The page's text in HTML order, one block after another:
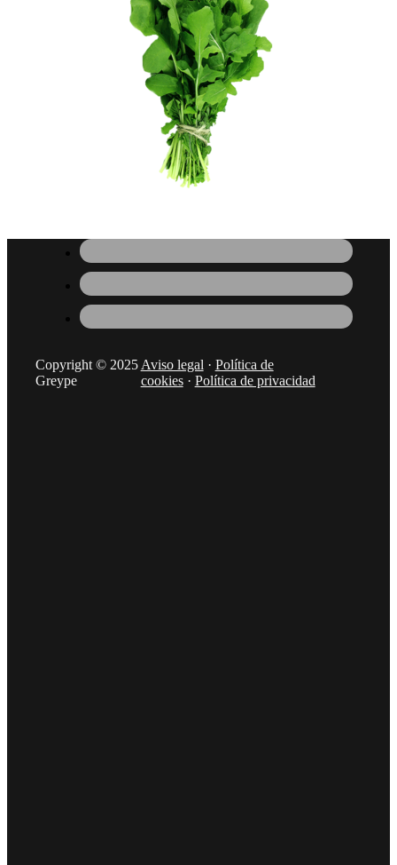
Copyright © 2025
Greype
Aviso legal · Política de
cookies· Política de privacidad